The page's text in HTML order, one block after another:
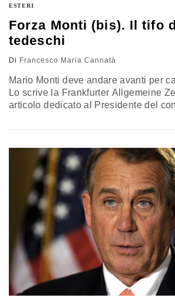
ESTERI
Forza Monti (bis). Il tifo
tedeschi
Di Francesco Maria Cannatà
Mario Monti deve andare avanti per
Lo scrive la Frankfurter Allgemeine
articolo dedicato al Presidente del
deluse visti i mancati effetti delle
campo dall'esecutivo da lui guidato.
gli effetti dell'azione del…